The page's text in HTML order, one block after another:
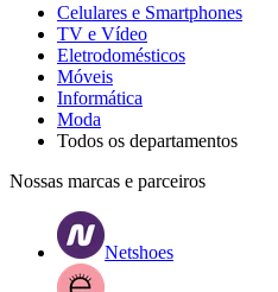
Celulares e Smartphones
TV e Vídeo
Eletrodomésticos
Móveis
Informática
Moda
Todos os departamentos
Nossas marcas e parceiros
Netshoes